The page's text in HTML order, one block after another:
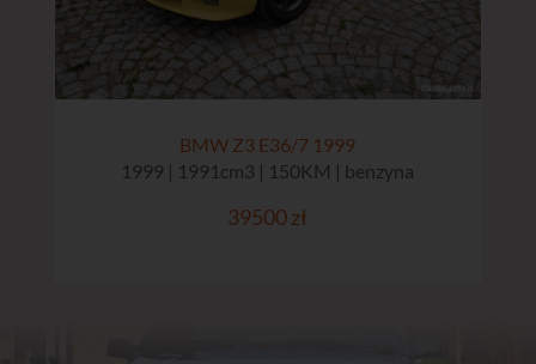
BMW Z3 E36/7 1999
1999 | 1991cm3 | 150KM | benzyna
39500 zł